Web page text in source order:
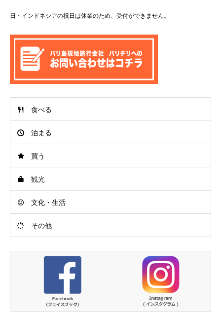
日・インドネシアの祝日は休業のため、受付ができません。
食べる
泊まる
買う
観光
文化・生活
その他